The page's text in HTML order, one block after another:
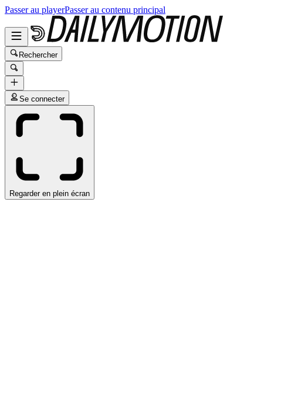
Passer au playerPasser au contenu principal
Rechercher
Se connecter
Regarder en plein écran